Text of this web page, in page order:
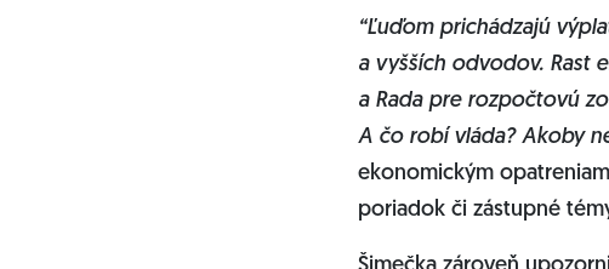
“Ľuďom prichádzajú
a vyšších odvodov. Rast
a Rada pre rozpočtovú
A čo robí vláda? Akoby
ekonomickým
poriadok či zástupné